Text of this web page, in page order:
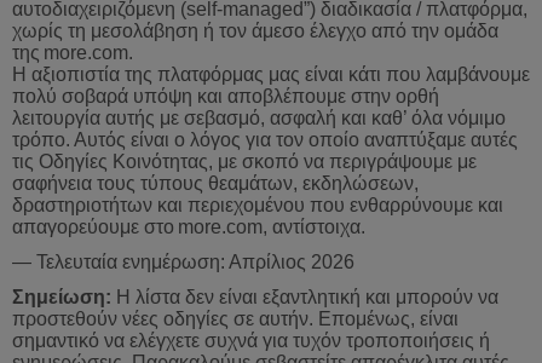
αυτοδιαχειριζόμενη (self-managed”) διαδικασία / πλατφόρμα,
χωρίς τη μεσολάβηση ή τον άμεσο έλεγχο από την ομάδα
της more.com.
Η αξιοπιστία της πλατφόρμας μας είναι κάτι που λαμβάνουμε
πολύ σοβαρά υπόψη και αποβλέπουμε στην ορθή
λειτουργία αυτής με σεβασμό, ασφαλή και καθ’ όλα νόμιμο
τρόπο. Αυτός είναι ο λόγος για τον οποίο αναπτύξαμε αυτές
τις Οδηγίες Κοινότητας, με σκοπό να περιγράψουμε με
σαφήνεια τους τύπους θεαμάτων, εκδηλώσεων,
δραστηριοτήτων και περιεχομένου που ενθαρρύνουμε και
απαγορεύουμε στο more.com, αντίστοιχα.
— Τελευταία ενημέρωση: Απρίλιος 2026
Σημείωση: Η λίστα δεν είναι εξαντλητική και μπορούν να
προστεθούν νέες οδηγίες σε αυτήν. Επομένως, είναι
σημαντικό να ελέγχετε συχνά για τυχόν τροποποιήσεις ή